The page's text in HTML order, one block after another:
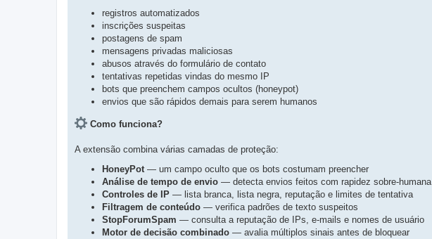
registros automatizados
inscrições suspeitas
postagens de spam
mensagens privadas maliciosas
abusos através do formulário de contato
tentativas repetidas vindas do mesmo IP
bots que preenchem campos ocultos (honeypot)
envios que são rápidos demais para serem humanos
Como funciona?
A extensão combina várias camadas de proteção:
HoneyPot— um campo oculto que os bots costumam preencher
Análise de tempo de envio — detecta envios feitos com rapidez sobre-humana
Controles de IP — lista branca, lista negra, reputação e limites de tentativa
Filtragem de conteúdo — verifica padrões de texto suspeitos
StopForumSpam — consulta a reputação de IPs, e-mails e nomes de usuário
Motor de decisão combinado — avalia múltiplos sinais antes de bloquear